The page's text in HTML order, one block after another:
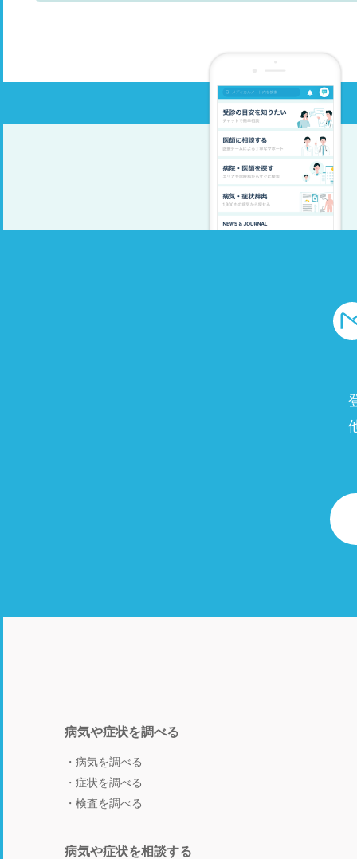
病気や症状を調べる
病気を調べる
症状を調べる
検査を調べる
病気や症状を相談する